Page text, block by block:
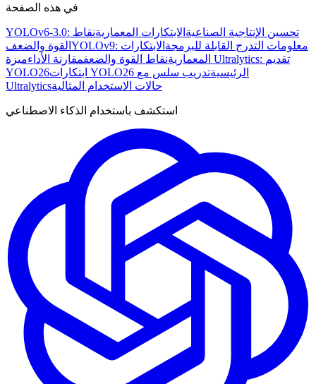
في هذه الصفحة
YOLOv6-3.0: تحسين الإنتاجية الصناعية الابتكارات المعماريةنقاط
القوة والضعف
YOLOv9: معلومات التدرج القابلة للبرمجة الابتكارات
المعماريةنقاط القوة والضعفمقارنة الأداءميزة Ultralytics: تقديم
YOLO26
ابتكارات YOLO26 الرئيسيةتدريب سلس مع
Ultralyticsحالات الاستخدام المثالية
استكشف باستخدام الذكاء الاصطناعي